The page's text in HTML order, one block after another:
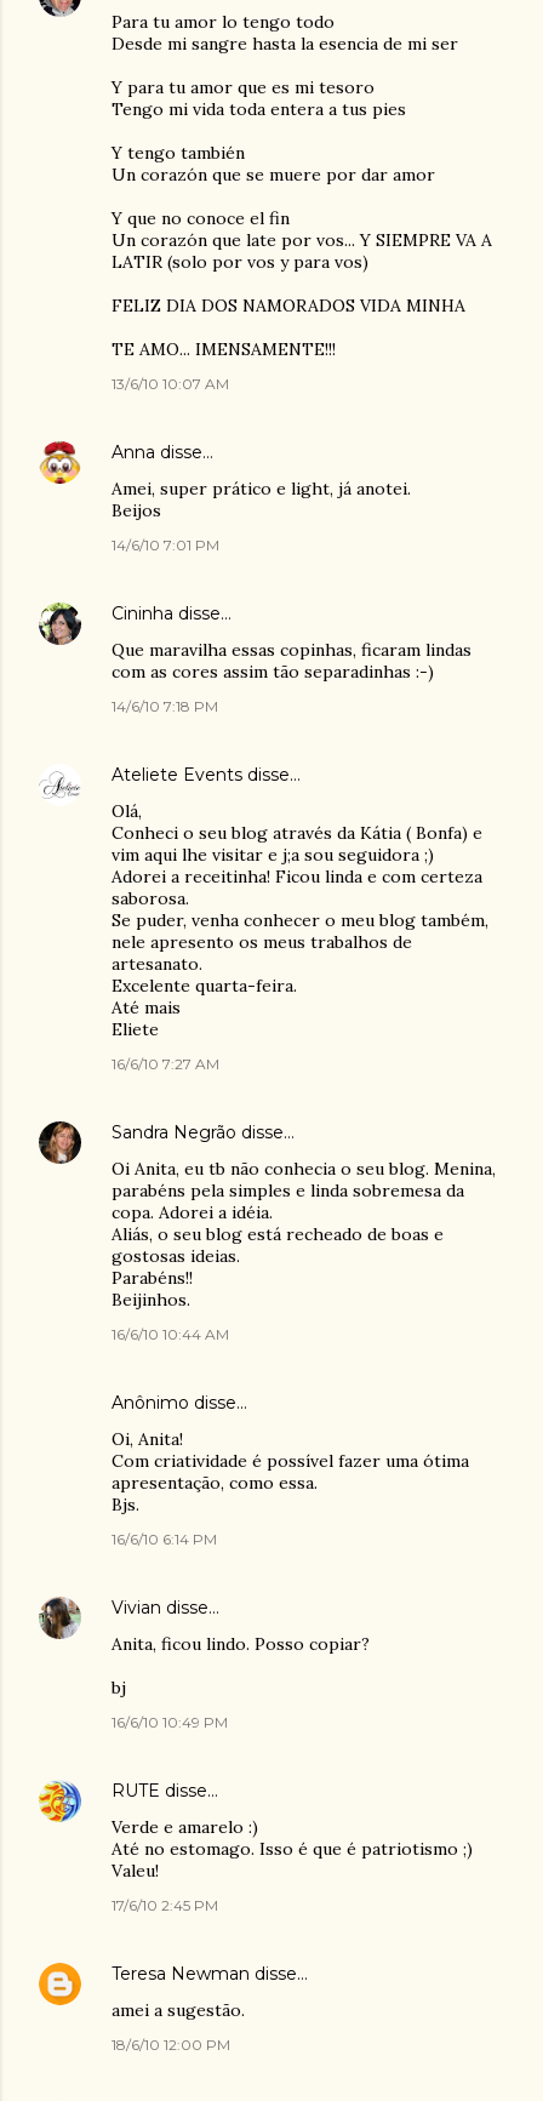
Para tu amor lo tengo todo
Desde mi sangre hasta la esencia de mi ser
Y para tu amor que es mi tesoro
Tengo mi vida toda entera a tus pies
Y tengo también
Un corazón que se muere por dar amor
Y que no conoce el fin
Un corazón que late por vos... Y SIEMPRE VA A
LATIR (solo por vos y para vos)
FELIZ DIA DOS NAMORADOS VIDA MINHA
TE AMO... IMENSAMENTE!!!
13/6/10 10:07 AM
Anna disse…
Amei, super prático e light, já anotei.
Beijos
14/6/10 7:01 PM
Cininha disse…
Que maravilha essas copinhas, ficaram lindas
com as cores assim tão separadinhas :-)
14/6/10 7:18 PM
Ateliete Events disse…
Olá,
Conheci o seu blog através da Kátia ( Bonfa) e
vim aqui lhe visitar e j;a sou seguidora ;)
Adorei a receitinha! Ficou linda e com certeza
saborosa.
Se puder, venha conhecer o meu blog também,
nele apresento os meus trabalhos de
artesanato.
Excelente quarta-feira.
Até mais
Eliete
16/6/10 7:27 AM
Sandra Negrão disse…
Oi Anita, eu tb não conhecia o seu blog. Menina,
parabéns pela simples e linda sobremesa da
copa. Adorei a idéia.
Aliás, o seu blog está recheado de boas e
gostosas ideias.
Parabéns!!
Beijinhos.
16/6/10 10:44 AM
Anônimo disse…
Oi, Anita!
Com criatividade é possível fazer uma ótima
apresentação, como essa.
Bjs.
16/6/10 6:14 PM
Vivian disse…
Anita, ficou lindo. Posso copiar?
bj
16/6/10 10:49 PM
RUTE disse…
Verde e amarelo :)
Até no estomago. Isso é que é patriotismo ;)
Valeu!
17/6/10 2:45 PM
Teresa Newman disse…
amei a sugestão.
18/6/10 12:00 PM